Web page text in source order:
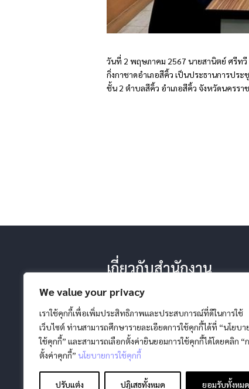
We value your privacy
เราใช้คุกกี้เพื่อเพิ่มประสิทธิภาพและประสบการณ์ที่ดีในการใช้
เว็บไซต์ ท่านสามารถศึกษารายละเอียดการใช้คุกกี้ได้ที่ “นโยบา
ใช้คุกกี้” และสามารถเลือกตั้งค่ายินยอมการใช้คุกกี้ได้โดยคลิก “
ตั้งค่าคุกกี้” นโยบายการใช้คุกกี้
ปรับแต่ง ปฏิเสธทั้งหมด ยอมรับทั้งหมด
วันที่ 2 พฤษภาคม 2567 นายสานิตย์ ศรีท
กิ่งกาชาดอำเภอสีคิ้ว เป็นประธานการปร
ชั้น 2 ตำบลสีคิ้ว อำเภอสีคิ้ว จังหวัดนครรา
เกี่ยวกับสำนักงาน
-โครงสร้างสำนักงาน
-วิสัยทัศน์ พันธกิจ